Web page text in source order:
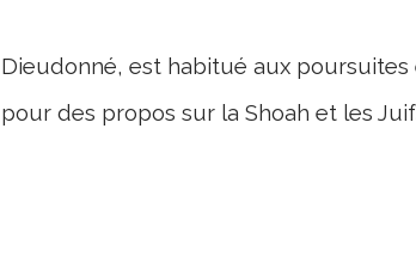
Dieudonné, est habitué aux poursuites
pour des propos sur la Shoah et les